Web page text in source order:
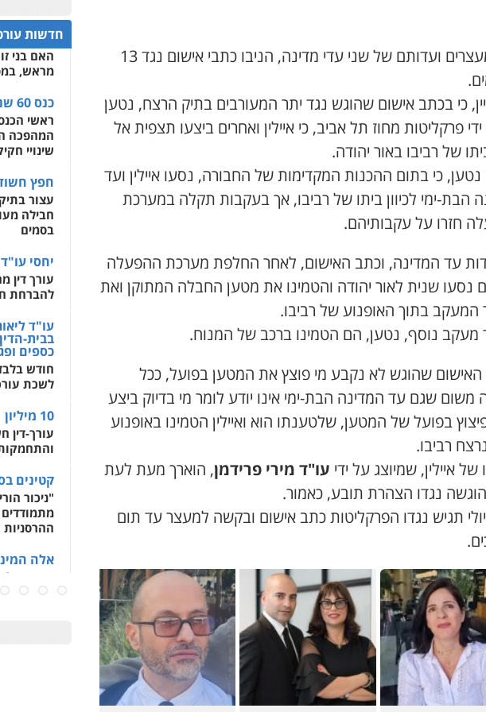
גל המעצרים ועדותם של שני עדי מדינה, הניבו כתבי אישום נגד 13
כי בכתב אישום שהוגש נגד יתר המעורבים בתיק הרצח, נטען
פרקליטות מחוז תל אביב, כי איילין ואחרים ביצעו תצפית אל
של רביבו באור יהודה.
נטען, כי בתום ההכנות המקדימות של החבורה, נסעו איילין ועד
הבת-ימי לכיוון ביתו של רביבו, אך בעקבות תקלה במערכת
חזרו על עקבותיהם.
עד המדינה, וכתב האישום, לאחר החלפת מערכת ההפעלה
נסעו שנית לאור יהודה והטמינו את מטען החבלה המתוקן ואת
המעקב בתוך האופנוע של רביבו.
מעקב נוסף, נטען, הם הטמינו ברכב של המנוח.
שהוגש לא נקבע מי פוצץ את המטען בפועל, ככל
משום שגם עד המדינה הבת-ימי אינו יודע לומר מי בדיוק ביצע
בפועל של המטען, שלטענתו הוא ואיילין הטמינו באופנוע
רביבו.
איילין, שמיוצג על ידי עו"ד מירי פרידמן, הוארך מעת לעת
הוגשה נגדו הצהרת תובע, כאמור.
ביולי תגיש נגדו הפרקליטות כתב אישום ובקשה למעצר עד תום
פלילי
דין
חדשות
המתח
לבין חוק
האם בני
מראש,
כנס 60 שנה לחוק הירושה
ראשי
המהפכה
שינויי
חפץ
עצור
חבילה
בסמים
יחסי
עורך דין
להברחת
עו"ד
בבית-
כספים
חודש
לשכת
10 מיליון
עורך-דין
קטינים
"ניכור
אלה
הוועדה
26 שופטים ורשמים נוספים